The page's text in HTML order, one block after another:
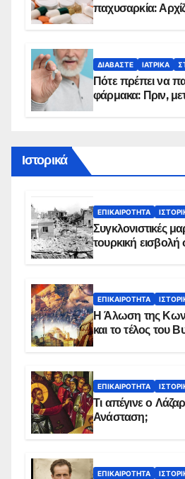
παχυσαρκία:
ΔΙΑΒΆΣΤΕ ΙΑΤΡΙΚΆ
Πότε πρέπει να
φάρμακα: Πριν,
Ιστορικά
ΕΠΙΚΑΙΡΌΤΗΤΑ
Συγκλονιστικές
τουρκική
ΕΠΙΚΑΙΡΌΤΗΤΑ
Η Άλωση της
και το τέλος του
ΕΠΙΚΑΙΡΌΤΗΤΑ
Τι απέγινε ο
Ανάσταση;
ΕΠΙΚΑΙΡΌΤΗΤΑ